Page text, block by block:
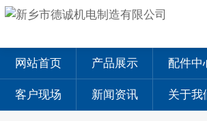
网站首页 产品展示 配件中
客户现场 新闻资讯 关于我